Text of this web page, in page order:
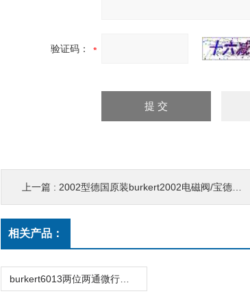
验证码：
上一篇 : 2002型德国原装burkert2002电磁阀/宝德电磁阀
相关产品：